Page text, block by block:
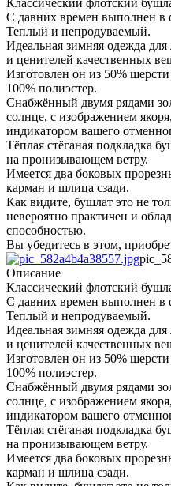
Классический флотский
С давних времен выполнен в
Теплый и непродуваемый.
Идеальная зимняя одежда
и ценителей качественных
Изготовлен он из 50%
100% полиэстер.
Снабжённый двумя рядами
солнце, с изображением
индикатором вашего
Тёплая стёганая подкладка
на пронизывающем ветру.
Имеется два боковых
карман и шлица сзади.
Как видите, бушлат это не
невероятно практичен и
способностью.
Вы убедитесь в этом,
Описание
Классический флотский
С давних времен выполнен в
Теплый и непродуваемый.
Идеальная зимняя одежда
и ценителей качественных
Изготовлен он из 50%
100% полиэстер.
Снабжённый двумя рядами
солнце, с изображением
индикатором вашего
Тёплая стёганая подкладка
на пронизывающем ветру.
Имеется два боковых
карман и шлица сзади.